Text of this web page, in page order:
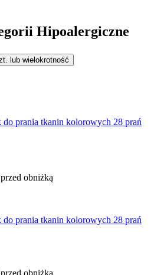
Hipoalergiczne
lub wielokrotność
do prania tkanin kolorowych 28 prań
obniżką
do prania tkanin kolorowych 28 prań
obniżką